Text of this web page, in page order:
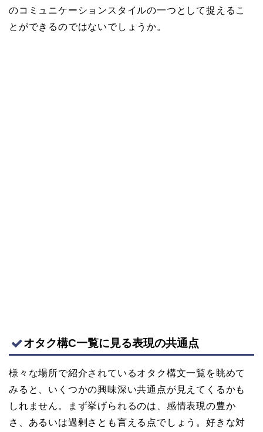
のコミュニケーションスタイルの一つとして捉えるこ
とができるのではないでしょうか。
オタク構C一覧に見る表現の共通点
様々な場所で紹介されているオタク構文一覧を眺めて
みると、いくつかの興味深い共通点が見えてくるかも
しれません。まず挙げられるのは、感情表現の豊か
さ、あるいは過剰さとも言える点でしょう。好きな対